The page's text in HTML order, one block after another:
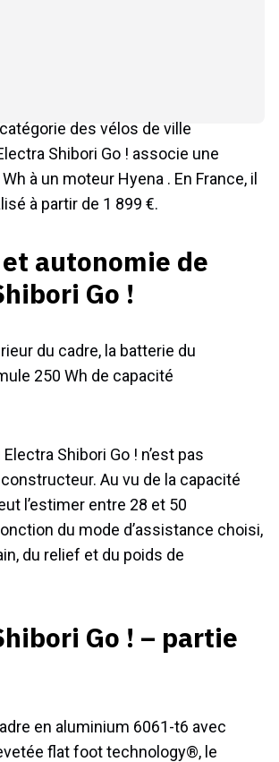
des vélos de ville
Shibori Go ! associe une
à un moteur Hyena . En France, il
à partir de 1 899 €.
autonomie de
Go !
du cadre, la batterie du
250 Wh de capacité
Shibori Go ! n’est pas
Au vu de la capacité
l’estimer entre 28 et 50
du mode d’assistance choisi,
du relief et du poids de
Go ! – partie
en aluminium 6061-t6 avec
flat foot technology®, le